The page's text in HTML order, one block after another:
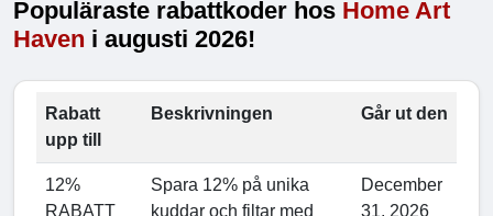
Populäraste rabattkoder hos Home Art
Haven i augusti 2026!
Rabatt
upp till
Beskrivningen Går ut den
12%
RABATT
Spara 12% på unika
kuddar och filtar med
December
31, 2026